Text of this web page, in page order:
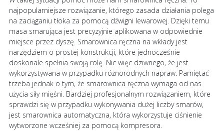
najpopularniejsze rozwiązanie, którego zasada działania polega
na zaciąganiu tłoka za pomocą dźwigni lewarowej. Dzięki temu
masa smarująca jest precyzyjnie aplikowana w odpowiednie
miejsce przez dyszę. Smarownica ręczna na wkłady jest
narzędziem o prostej konstrukcji, które jednocześnie
doskonale spełnia swoją rolę. Nic więc dziwnego, że jest
wykorzystywana w przypadku różnorodnych napraw. Pamiętać
trzeba jednak o tym, że smarownica ręczna wymaga od nas
użycia siły mięśni. Bardziej profesjonalnym rozwiązaniem, które
sprawdzi się w przypadku wykonywania dużej liczby smarów,
jest smarownica automatyczna, która wykorzystuje ciśnienie
wytworzone wcześniej za pomocą kompresora.